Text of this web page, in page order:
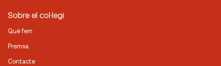
Sobre el col·legi
Què fem
Premsa
Contacte